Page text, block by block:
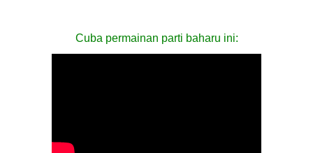
Cuba permainan parti baharu ini: